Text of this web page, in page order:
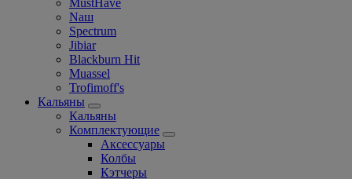
Nаш
Spectrum
Jibiar
Blackburn Hit
Muassel
Trofimoff's
Кальяны
Кальяны
Комплектующие
Аксессуары
Колбы
Кэтчеры